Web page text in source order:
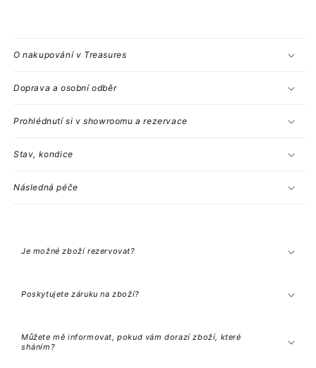
O nakupování v Treasures
Doprava a osobní odběr
Prohlédnutí si v showroomu a rezervace
Stav, kondice
Následná péče
Je možné zboží rezervovat?
Poskytujete záruku na zboží?
Můžete mě informovat, pokud vám dorazí zboží, které
sháním?